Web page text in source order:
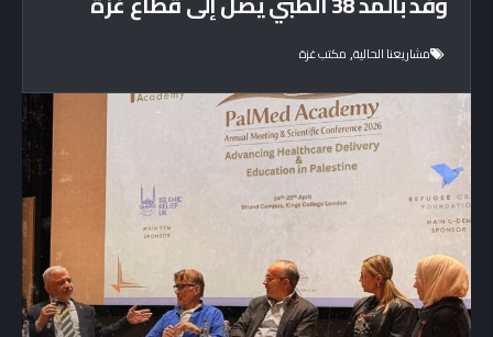
مشاريعنا الحالية, مكتب غزة